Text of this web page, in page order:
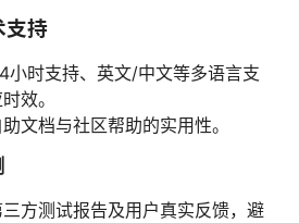
支持
小时支持、英文/中文等多语言支
效。
文档与社区帮助的实用性。
方测试报告及用户真实反馈，避